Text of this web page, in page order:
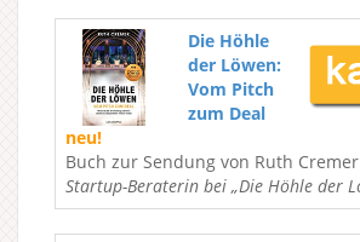
Die Höhle
der Löwen:
Vom Pitch
zum Deal
neu!
Buch zur Sendung von Ruth Cremer
Startup-Beraterin bei „Die Höhle der